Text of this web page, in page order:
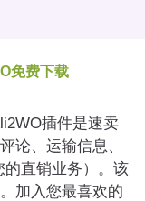
免费下载
插件是速卖
论、运输信息、
的直销业务）。该
加入您最喜欢的